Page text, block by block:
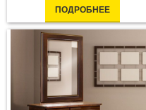
ПОДРОБНЕЕ